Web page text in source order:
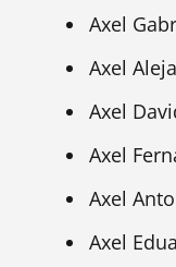
Axel
Axel
Axel
Axel
Axel
Axel